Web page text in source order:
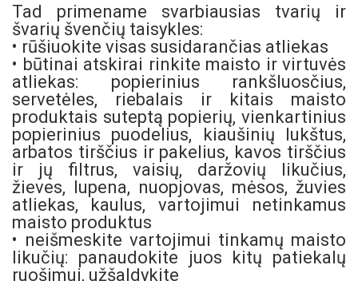
Tad primename svarbiausias tvarių ir
švarių švenčių taisykles:
• rūšiuokite visas susidarančias atliekas
• būtinai atskirai rinkite maisto ir virtuvės
atliekas: popierinius rankšluosčius,
servetėles, riebalais ir kitais maisto
produktais suteptą popierių, vienkartinius
popierinius puodelius, kiaušinių lukštus,
arbatos tirščius ir pakelius, kavos tirščius
ir jų filtrus, vaisių, daržovių likučius,
žieves, lupena, nuopjovas, mėsos, žuvies
atliekas, kaulus, vartojimui netinkamus
maisto produktus
• neišmeskite vartojimui tinkamų maisto
likučių: panaudokite juos kitų patiekalų
ruošimui, užšaldykite